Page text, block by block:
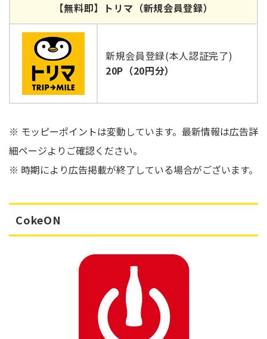
【無料即】トリマ（新規会員登録）
新規会員登録(本人認証完了)
20P（20円分）
※ モッピーポイントは変動しています。最新情報は広告詳
細ページよりご確認ください。
※ 時期により広告掲載が終了している場合がございます。
CokeON